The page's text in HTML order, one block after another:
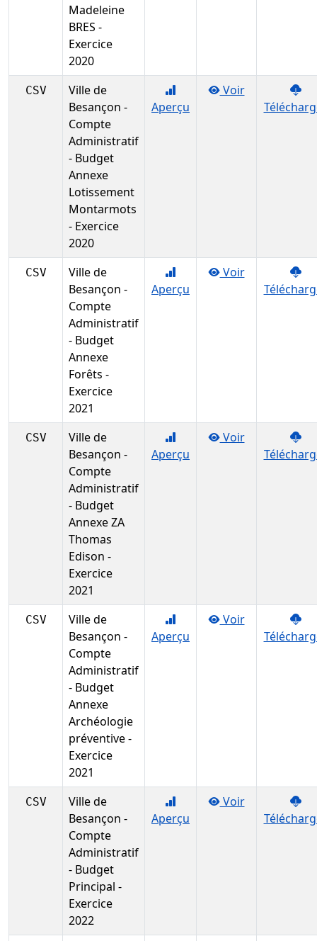
Madeleine
BRES -
Exercice
2020
CSV
Ville de
Besançon -
Compte
Administratif
- Budget
Annexe
Lotissement
Montarmots
- Exercice
2020
Aperçu
Voir
CSV
Ville de
Besançon -
Compte
Administratif
- Budget
Annexe
Forêts -
Exercice
2021
Aperçu
Voir
CSV
Ville de
Besançon -
Compte
Administratif
- Budget
Annexe ZA
Thomas
Edison -
Exercice
2021
Aperçu
Voir
CSV
Ville de
Besançon -
Compte
Administratif
- Budget
Annexe
Archéologie
préventive -
Exercice
2021
Aperçu
Voir
CSV
Ville de
Besançon -
Compte
Administratif
- Budget
Principal -
Exercice
2022
Aperçu
Voir